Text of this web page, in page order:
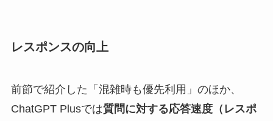
レスポンスの向上
前節で紹介した「混雑時も優先利用」のほか、
ChatGPT Plusでは質問に対する応答速度（レスポ